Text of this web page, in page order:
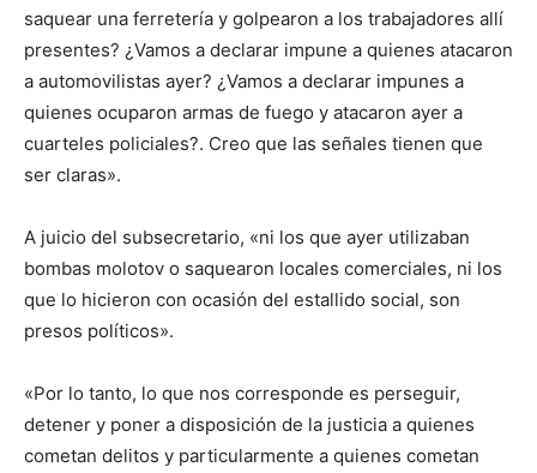
saquear una ferretería y golpearon a los trabajadores allí
presentes? ¿Vamos a declarar impune a quienes atacaron
a automovilistas ayer? ¿Vamos a declarar impunes a
quienes ocuparon armas de fuego y atacaron ayer a
cuarteles policiales?. Creo que las señales tienen que
ser claras».
A juicio del subsecretario, «ni los que ayer utilizaban
bombas molotov o saquearon locales comerciales, ni los
que lo hicieron con ocasión del estallido social, son
presos políticos».
«Por lo tanto, lo que nos corresponde es perseguir,
detener y poner a disposición de la justicia a quienes
cometan delitos y particularmente a quienes cometan